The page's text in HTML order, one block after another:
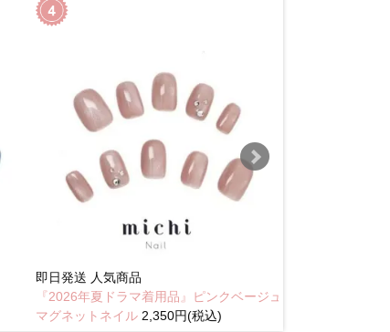
即日発送 人気商品
『2026年夏ドラマ着用品』ピンクベージュ
マグネットネイル2,350円(税込)